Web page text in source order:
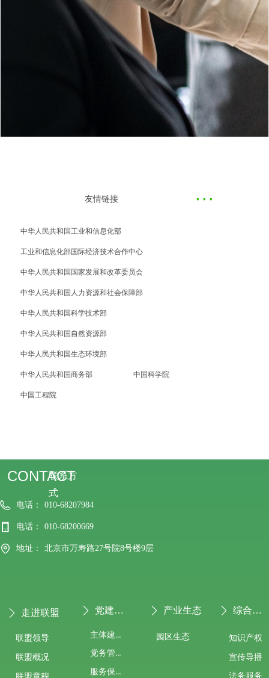
方留下您的联系方式。
CONTACT
联系方
式
电话： 010-68207984
电话： 010-68200669
地址： 北京市万寿路27号院8号楼9层
联盟领导
联盟概况
主体建设
党务管理
服务保障
园区生态 知识产权
宣传导播
法务服务
ꄲ 走进联盟 ꄲ 党建专栏 ꄲ 产业生态 ꄲ 综合服务
友情链接 ···
中华人民共和国工业和信息化部
工业和信息化部国际经济技术合作中心
中华人民共和国国家发展和改革委员会
中华人民共和国人力资源和社会保障部
中华人民共和国科学技术部
中华人民共和国自然资源部
中华人民共和国生态环境部
中华人民共和国商务部 中国科学院
中国工程院